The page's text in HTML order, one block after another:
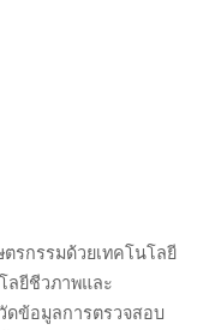
รกรรมด้วยเทคโนโลยี
ลยีชีวภาพและ
ดข้อมูลการตรวจสอบ